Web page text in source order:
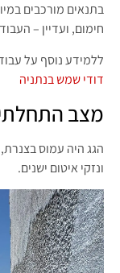
בתנאים מורכבים
חימום, ועדיין –
ללמידע נוסף על
דודי שמש בנתניה
מצב
הגג היה עמוס
ונזקי איטום ישנים.